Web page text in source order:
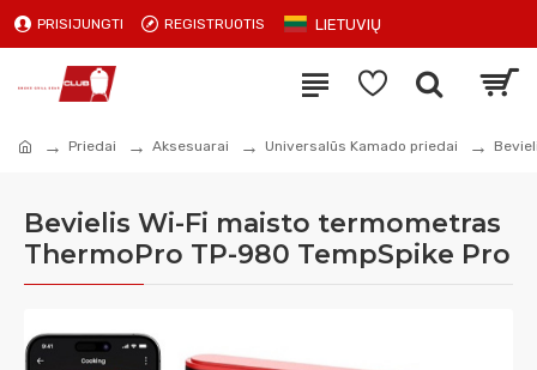
PRISIJUNGTI REGISTRUOTIS LIETUVIŲ
Priedai Aksesuarai Universalūs Kamado priedai
Bevielis Wi-Fi maisto termometras
ThermoPro TP-980 TempSpike Pro